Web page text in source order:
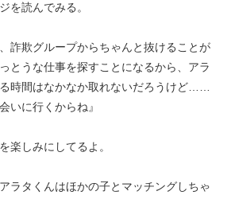
を読んでみる。
詐欺グループからちゃんと抜けることが
とうな仕事を探すことになるから、アラ
時間はなかなか取れないだろうけど……
いに行くからね』
しみにしてるよ。
ラタくんはほかの子とマッチングしちゃ